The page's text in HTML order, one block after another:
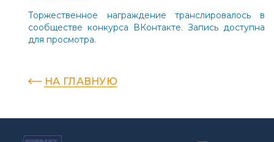
Торжественное награждение транслировалось в
сообществе конкурса ВКонтакте. Запись доступна
для просмотра.
НА ГЛАВНУЮ